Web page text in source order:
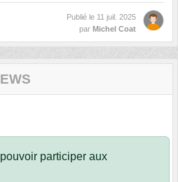
Publié le 11 juil. 2025
par Michel Coat
participer aux